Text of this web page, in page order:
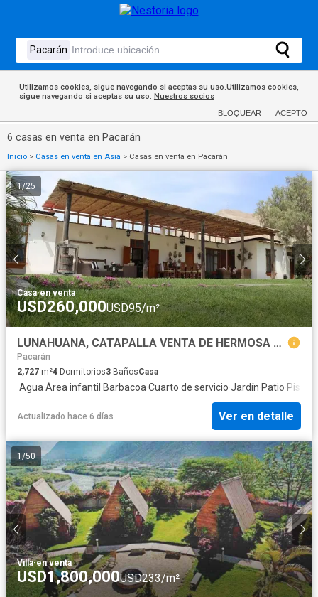
Utilizamos cookies, sigue navegando si aceptas su uso.Utilizamos cookies,
sigue navegando si aceptas su uso. Nuestros socios
BLOQUEAR ACEPTO
6 casas en venta en Pacarán
Inicio > Casas en venta en Asia > Casas en venta en Pacarán
1/25
Casa·en venta
USD260,000USD95/m²
LUNAHUANA, CATAPALLA VENTA DE HERMOSA CASA DE CAMPO CON PISCINA Y FRUTALES 2,726 M2
Pacarán
2,727 m²4 Dormitorios3 BañosCasa
·Agua·Área infantil ·Barbacoa·Cuarto de servicio·Jardín·Patio·Piscina
Actualizado hace 6 días Ver en detalle
1 /50
Villa·en venta
USD1,800,000USD233/m²